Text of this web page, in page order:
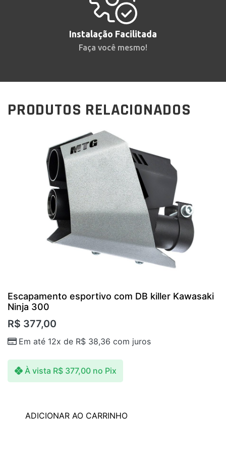
Instalação Facilitada
Faça você mesmo!
PRODUTOS RELACIONADOS
Escapamento esportivo com DB killer Kawasaki
Ninja 300
R$ 377,00
Em até 12x de R$ 38,36 com juros
À vista R$377,00 no Pix
ADICIONAR AO CARRINHO